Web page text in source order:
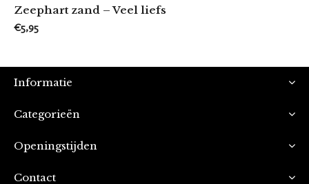
Zeephart zand – Veel liefs
€5,95
Informatie
Categorieën
Openingstijden
Contact